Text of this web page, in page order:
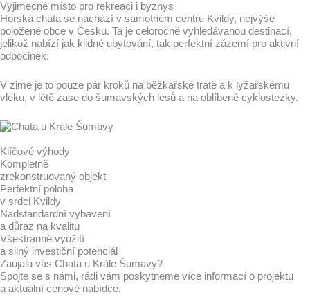
Výjimečné místo pro rekreaci i byznys
Horská chata se nachází v samotném centru Kvildy, nejvýše
položené obce v Česku. Ta je celoročně vyhledávanou destinací,
jelikož nabízí jak klidné ubytování, tak perfektní zázemí pro aktivní
odpočinek.
V zimě je to pouze pár kroků na běžkařské tratě a k lyžařskému
vleku, v létě zase do šumavských lesů a na oblíbené cyklostezky.
Klíčové výhody
Kompletně
zrekonstruovaný objekt
Perfektní poloha
v srdci Kvildy
Nadstandardní vybavení
a důraz na kvalitu
Všestranné využití
a silný investiční potenciál
Zaujala vás Chata u Krále Šumavy?
Spojte se s námi, rádi vám poskytneme více informací o projektu
a aktuální cenové nabídce.